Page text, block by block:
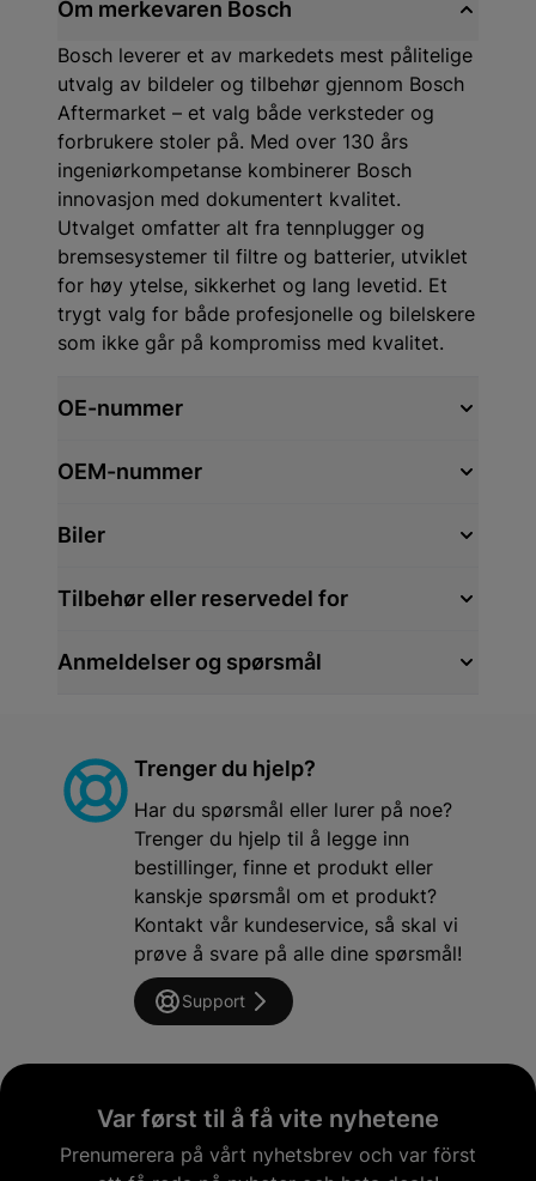
Om merkevaren Bosch
Bosch leverer et av markedets mest pålitelige
utvalg av bildeler og tilbehør gjennom Bosch
Aftermarket – et valg både verksteder og
forbrukere stoler på. Med over 130 års
ingeniørkompetanse kombinerer Bosch
innovasjon med dokumentert kvalitet.
Utvalget omfatter alt fra tennplugger og
bremsesystemer til filtre og batterier, utviklet
for høy ytelse, sikkerhet og lang levetid. Et
trygt valg for både profesjonelle og bilelskere
som ikke går på kompromiss med kvalitet.
OE-nummer
OEM-nummer
Biler
Tilbehør eller reservedel for
Anmeldelser og spørsmål
Trenger du hjelp?
Har du spørsmål eller lurer på noe?
Trenger du hjelp til å legge inn
bestillinger, finne et produkt eller
kanskje spørsmål om et produkt?
Kontakt vår kundeservice, så skal vi
prøve å svare på alle dine spørsmål!
Support
Var først til å få vite nyhetene
Prenumerera på vårt nyhetsbrev och var först